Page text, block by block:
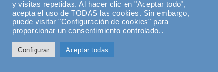
Encuentro de Yoga #22 con Denis Criado: Una
visión integral del yoga
y visitas repetidas. Al hacer clic en "Aceptar todo",
acepta el uso de TODAS las cookies. Sin embargo,
puede visitar "Configuración de cookies" para
proporcionar un consentimiento controlado..
Configurar Aceptar todas